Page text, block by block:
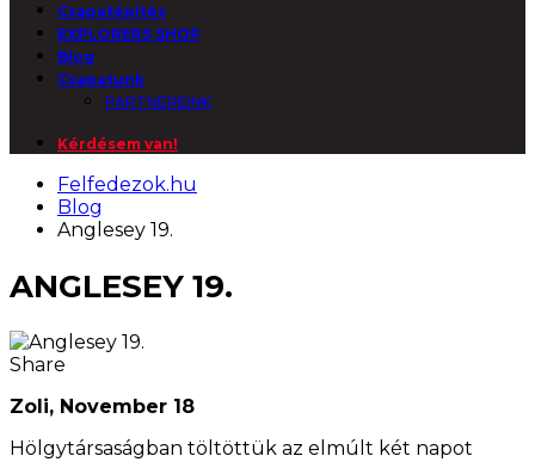
Csapatépítés
EXPLORERS SHOP
Blog
Csapatunk
PARTNEREINK
Kérdésem van!
Felfedezok.hu
Blog
Anglesey 19.
ANGLESEY 19.
Share
Zoli, November 18
Hölgytársaságban töltöttük az elmúlt két napot